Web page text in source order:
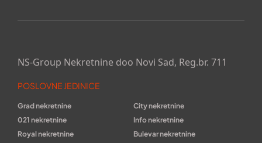
NS-Group Nekretnine doo Novi Sad, Reg.br. 711
POSLOVNE JEDINICE
Grad nekretnine
City nekretnine
021 nekretnine
Info nekretnine
Royal nekretnine
Bulevar nekretnine